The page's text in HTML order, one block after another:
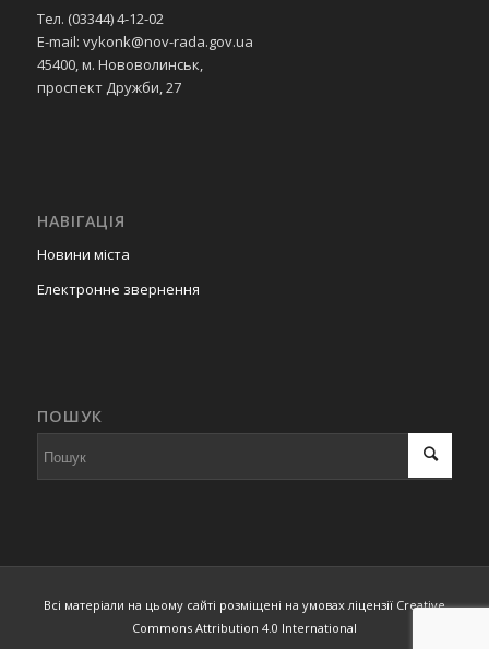
Тел. (03344) 4-12-02
E-mail: vykonk@nov-rada.gov.ua
45400, м. Нововолинськ,
проспект Дружби, 27
НАВІГАЦІЯ
Новини міста
Електронне звернення
ПОШУК
Всі матеріали на цьому сайті розміщені на умовах ліцензії Creative
Commons Attribution 4.0 International